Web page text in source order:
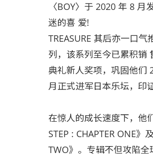
〈BOY〉于 2020 年 8
迷的喜 爱!
TREASURE 其后亦一口
列，该系列至今已累积销
典礼新人奖项，巩固他们
月正式进军日本乐坛，印
在惊人的成长速度下，他
STEP : CHAPTER ONE》
TWO》。专辑不但攻陷